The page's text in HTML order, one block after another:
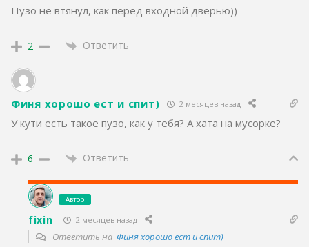
Пузо не втянул, как перед входной дверью))
2 Ответить
Финя хорошо ест и спит) 2 месяцев назад
У кути есть такое пузо, как у тебя? А хата на мусорке?
6 Ответить
Автор
fixin 2 месяцев назад
Ответить на Финя хорошо ест и спит)